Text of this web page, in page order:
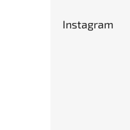
Instagram